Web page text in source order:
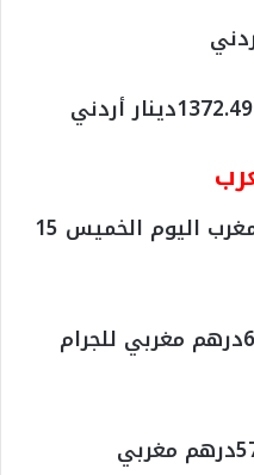
انخفاض في سعر الذهب بالمغرب اليوم الخميس 15
الذهب عيار 24.. سجل 626.20درهم مغربي للجرام